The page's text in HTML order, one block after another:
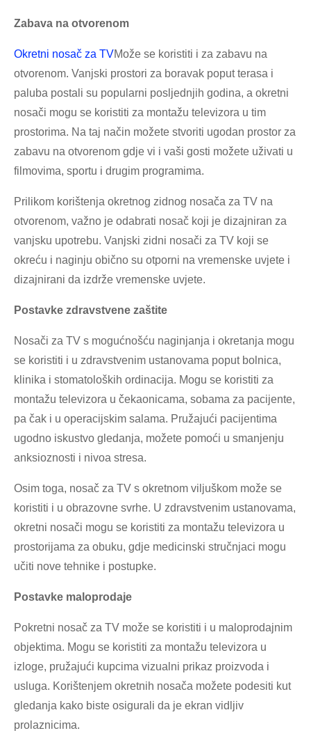
Zabava na otvorenom
Okretni nosač za TVMože se koristiti i za zabavu na
otvorenom. Vanjski prostori za boravak poput terasa i
paluba postali su popularni posljednjih godina, a okretni
nosači mogu se koristiti za montažu televizora u tim
prostorima. Na taj način možete stvoriti ugodan prostor za
zabavu na otvorenom gdje vi i vaši gosti možete uživati ​​u
filmovima, sportu i drugim programima.
Prilikom korištenja okretnog zidnog nosača za TV na
otvorenom, važno je odabrati nosač koji je dizajniran za
vanjsku upotrebu. Vanjski zidni nosači za TV koji se
okreću i naginju obično su otporni na vremenske uvjete i
dizajnirani da izdrže vremenske uvjete.
Postavke zdravstvene zaštite
Nosači za TV s mogućnošću naginjanja i okretanja mogu
se koristiti i u zdravstvenim ustanovama poput bolnica,
klinika i stomatoloških ordinacija. Mogu se koristiti za
montažu televizora u čekaonicama, sobama za pacijente,
pa čak i u operacijskim salama. Pružajući pacijentima
ugodno iskustvo gledanja, možete pomoći u smanjenju
anksioznosti i nivoa stresa.
Osim toga, nosač za TV s okretnom viljuškom može se
koristiti i u obrazovne svrhe. U zdravstvenim ustanovama,
okretni nosači mogu se koristiti za montažu televizora u
prostorijama za obuku, gdje medicinski stručnjaci mogu
učiti nove tehnike i postupke.
Postavke maloprodaje
Pokretni nosač za TV može se koristiti i u maloprodajnim
objektima. Mogu se koristiti za montažu televizora u
izloge, pružajući kupcima vizualni prikaz proizvoda i
usluga. Korištenjem okretnih nosača možete podesiti kut
gledanja kako biste osigurali da je ekran vidljiv
prolaznicima.